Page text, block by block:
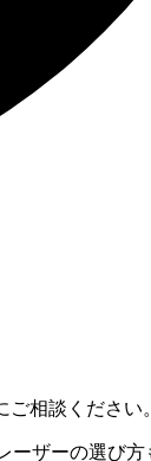
相談ください。
ザーの選び方